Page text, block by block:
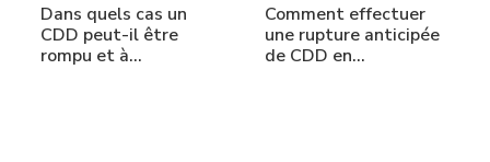
Dans quels cas un
CDD peut-il être
rompu et à…
Comment effectuer
une rupture anticipée
de CDD en…